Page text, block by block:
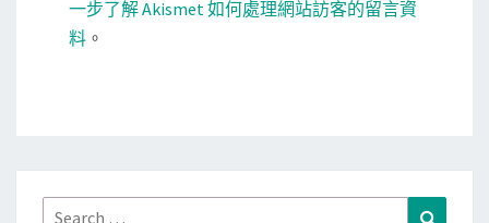
一步了解 Akismet 如何處理網站訪客的留言資
料 。
Search